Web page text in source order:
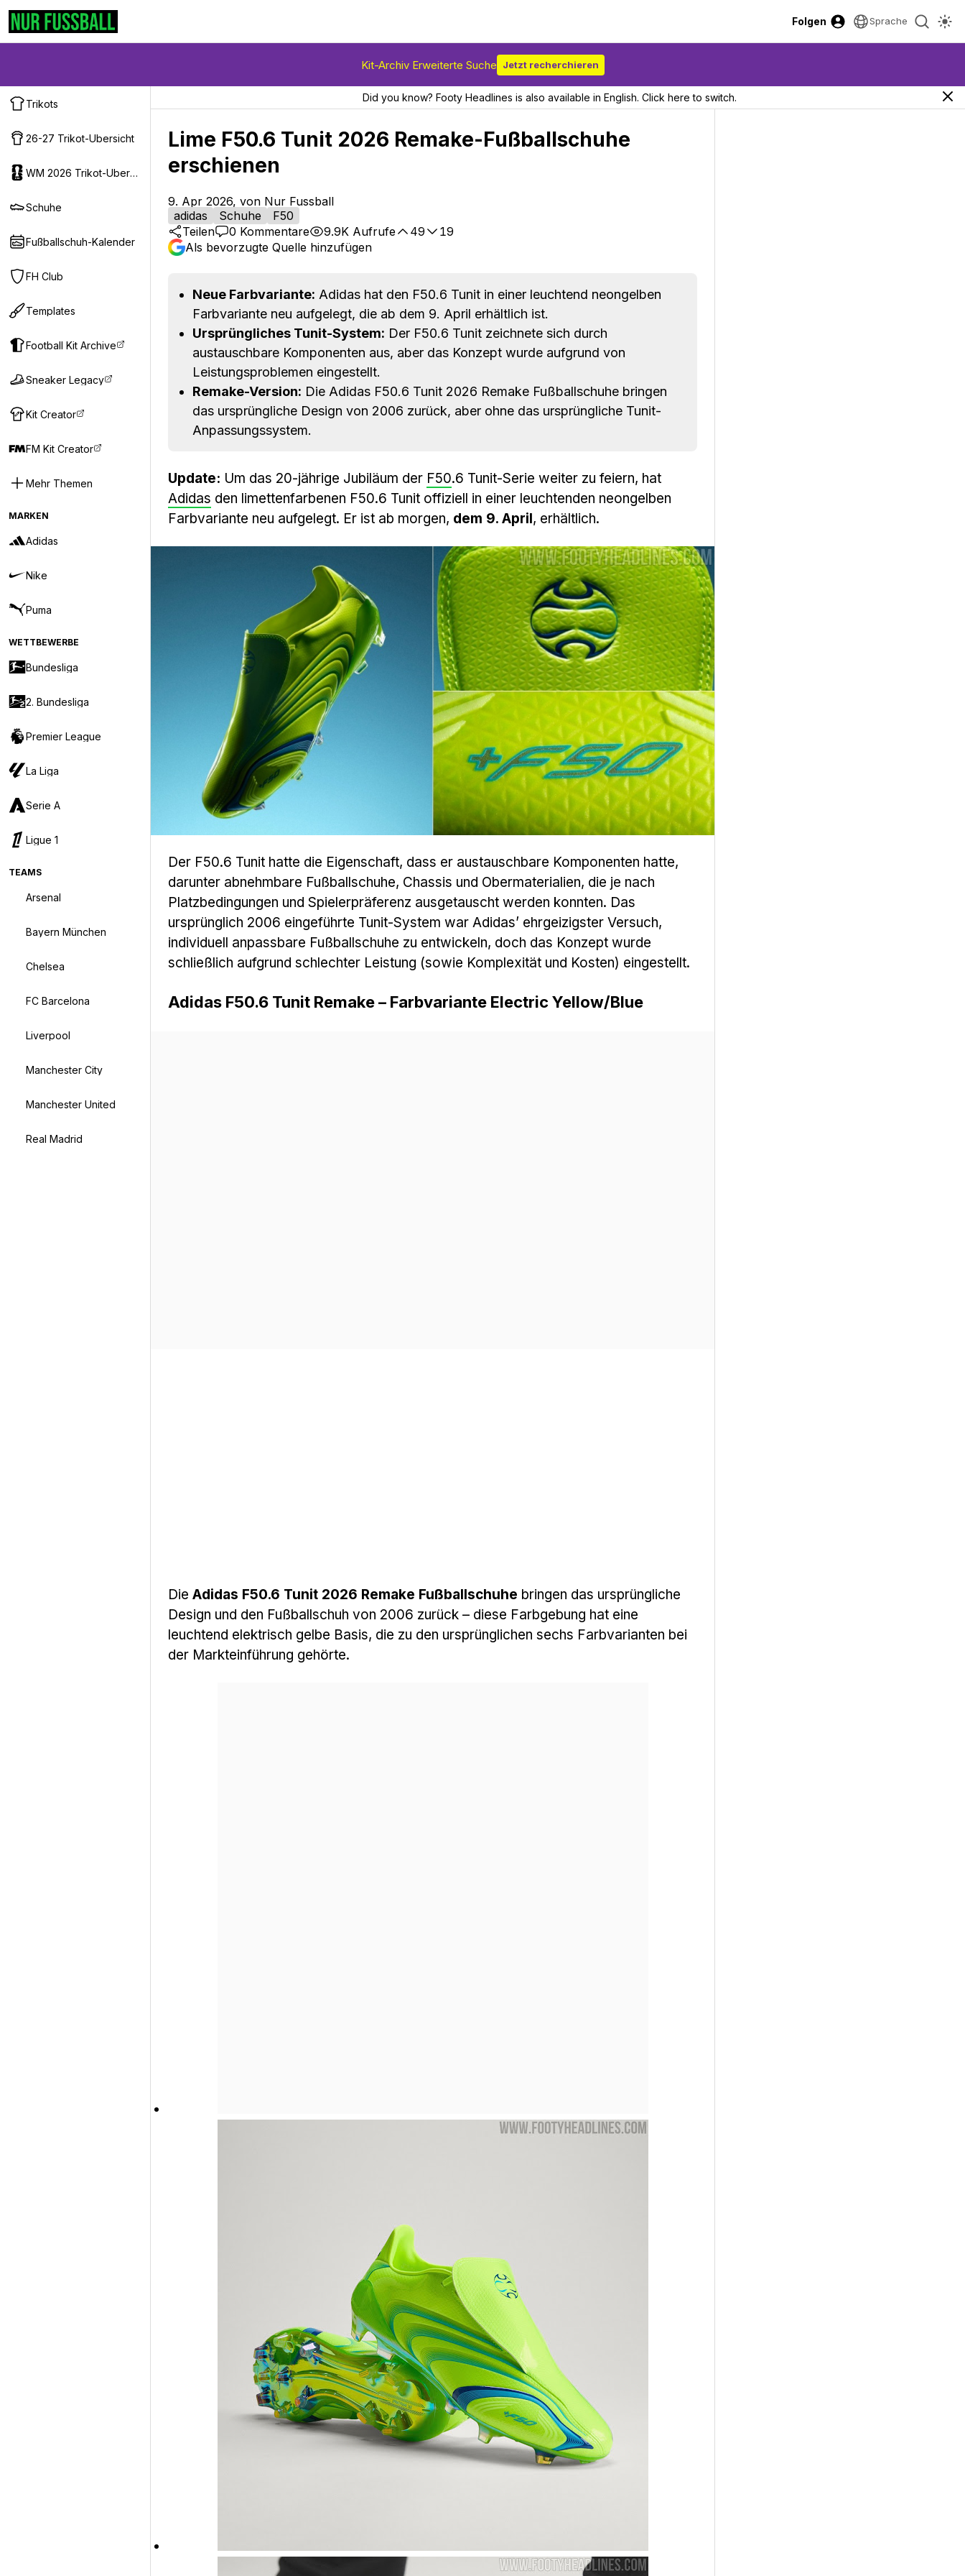
Folgen Sprache
Kit-Archiv Erweiterte Suche Jetzt recherchieren
Trikots
26-27 Trikot-Ubersicht
WM 2026 Trikot-Ubersicht
Schuhe
Fußballschuh-Kalender
FH Club
Templates
Football Kit Archive
Sneaker Legacy
Kit Creator
FM Kit Creator
Mehr Themen
MARKEN
Adidas
Nike
Puma
WETTBEWERBE
Bundesliga
2. Bundesliga
Premier League
La Liga
Serie A
Ligue 1
TEAMS
Arsenal
Bayern München
Chelsea
FC Barcelona
Liverpool
Manchester City
Manchester United
Real Madrid
Did you know? Footy Headlines is also available in English. Click here to switch.
Lime F50.6 Tunit 2026 Remake-Fußballschuhe
erschienen
9. Apr 2026, von Nur Fussball
adidas
Schuhe
F50
Teilen
0 Kommentare 9.9K Aufrufe 49
19
Als bevorzugte Quelle hinzufügen
Neue Farbvariante: Adidas hat den F50.6 Tunit in einer leuchtend neongelben
Farbvariante neu aufgelegt, die ab dem 9. April erhältlich ist.
Ursprüngliches Tunit-System: Der F50.6 Tunit zeichnete sich durch
austauschbare Komponenten aus, aber das Konzept wurde aufgrund von
Leistungsproblemen eingestellt.
Remake-Version: Die Adidas F50.6 Tunit 2026 Remake Fußballschuhe bringen
das ursprüngliche Design von 2006 zurück, aber ohne das ursprüngliche Tunit-
Anpassungssystem.
Update: Um das 20-jährige Jubiläum der F50.6 Tunit-Serie weiter zu feiern, hat
Adidas den limettenfarbenen F50.6 Tunit offiziell in einer leuchtenden neongelben
Farbvariante neu aufgelegt. Er ist ab morgen, dem 9. April, erhältlich.
Der F50.6 Tunit hatte die Eigenschaft, dass er austauschbare Komponenten hatte,
darunter abnehmbare Fußballschuhe, Chassis und Obermaterialien, die je nach
Platzbedingungen und Spielerpräferenz ausgetauscht werden konnten. Das
ursprünglich 2006 eingeführte Tunit-System war Adidas’ ehrgeizigster Versuch,
individuell anpassbare Fußballschuhe zu entwickeln, doch das Konzept wurde
schließlich aufgrund schlechter Leistung (sowie Komplexität und Kosten) eingestellt.
Adidas F50.6 Tunit Remake – Farbvariante Electric Yellow/Blue
Die Adidas F50.6 Tunit 2026 Remake Fußballschuhe bringen das ursprüngliche
Design und den Fußballschuh von 2006 zurück – diese Farbgebung hat eine
leuchtend elektrisch gelbe Basis, die zu den ursprünglichen sechs Farbvarianten bei
der Markteinführung gehörte.